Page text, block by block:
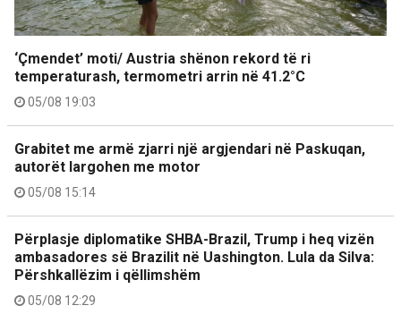
‘Çmendet’ moti/ Austria shënon rekord të ri
temperaturash, termometri arrin në 41.2°C
05/08 19:03
Grabitet me armë zjarri një argjendari në Paskuqan,
autorët largohen me motor
05/08 15:14
Përplasje diplomatike SHBA-Brazil, Trump i heq vizën
ambasadores së Brazilit në Uashington. Lula da Silva:
Përshkallëzim i qëllimshëm
05/08 12:29